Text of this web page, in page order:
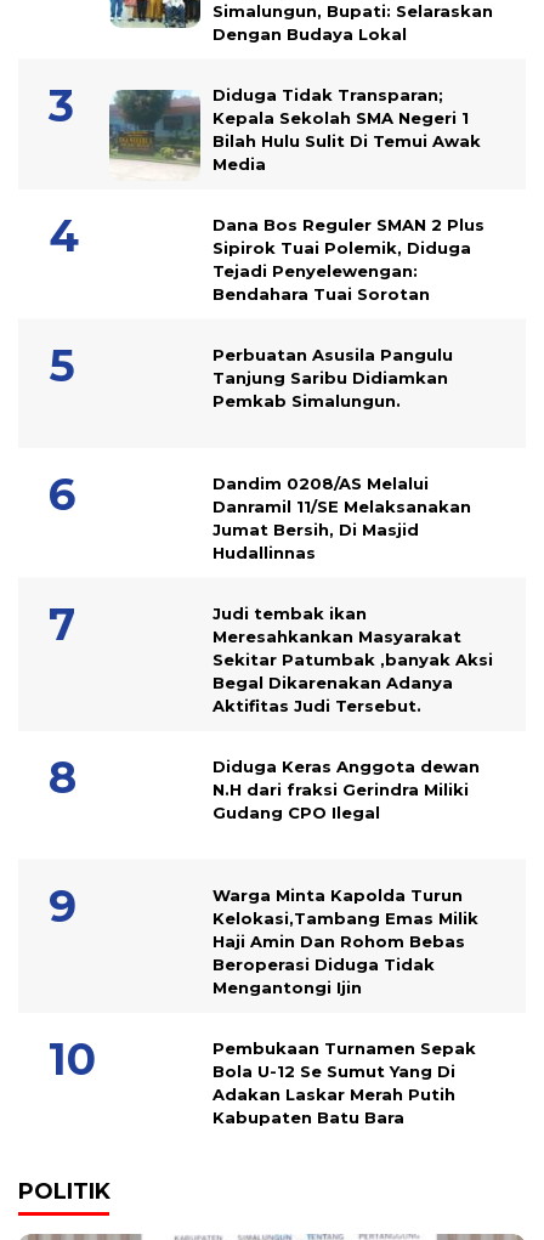
Simalungun, Bupati: Selaraskan
Dengan Budaya Lokal
Diduga Tidak Transparan;
Kepala Sekolah SMA Negeri 1
Bilah Hulu Sulit Di Temui Awak
Media
Dana Bos Reguler SMAN 2 Plus
Sipirok Tuai Polemik, Diduga
Tejadi Penyelewengan:
Bendahara Tuai Sorotan
Perbuatan Asusila Pangulu
Tanjung Saribu Didiamkan
Pemkab Simalungun.
Dandim 0208/AS Melalui
Danramil 11/SE Melaksanakan
Jumat Bersih, Di Masjid
Hudallinnas
Judi tembak ikan
Meresahkankan Masyarakat
Sekitar Patumbak ,banyak Aksi
Begal Dikarenakan Adanya
Aktifitas Judi Tersebut.
Diduga Keras Anggota dewan
N.H dari fraksi Gerindra Miliki
Gudang CPO Ilegal
Warga Minta Kapolda Turun
Kelokasi,Tambang Emas Milik
Haji Amin Dan Rohom Bebas
Beroperasi Diduga Tidak
Mengantongi Ijin
Pembukaan Turnamen Sepak
Bola U-12 Se Sumut Yang Di
Adakan Laskar Merah Putih
Kabupaten Batu Bara
POLITIK